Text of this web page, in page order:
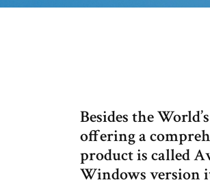
Besides the
offering a
product is called
Windows version